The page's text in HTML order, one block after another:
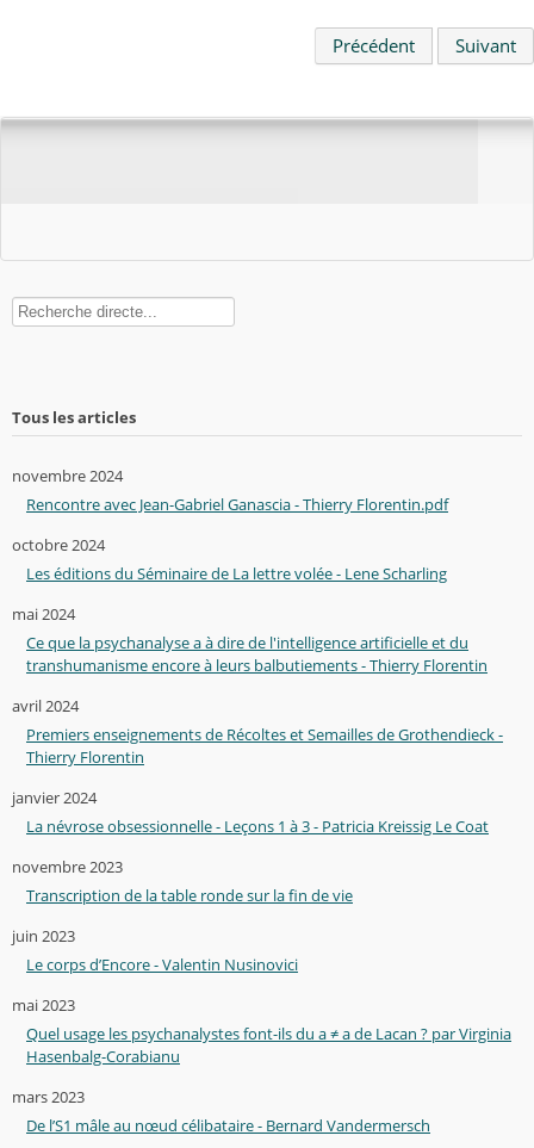
Rechercher
Tous les articles
novembre 2024
Rencontre avec Jean-Gabriel Ganascia - Thierry Florentin.pdf
octobre 2024
Les éditions du Séminaire de La lettre volée - Lene Scharling
mai 2024
Ce que la psychanalyse a à dire de l'intelligence artificielle et du
transhumanisme encore à leurs balbutiements - Thierry Florentin
avril 2024
Premiers enseignements de Récoltes et Semailles de Grothendieck -
Thierry Florentin
janvier 2024
La névrose obsessionnelle - Leçons 1 à 3 - Patricia Kreissig Le Coat
novembre 2023
Transcription de la table ronde sur la fin de vie
juin 2023
Le corps d’Encore - Valentin Nusinovici
mai 2023
Quel usage les psychanalystes font-ils du a ≠ a de Lacan ? par Virginia
Hasenbalg-Corabianu
mars 2023
De l’S1 mâle au nœud célibataire - Bernard Vandermersch
Précédent Suivant